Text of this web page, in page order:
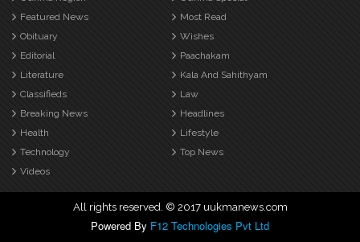
Featured News
Most Read
Obituary
Wishes
Editorial
Paachakam
Literature
Kala And Sahithyam
Classifieds
Law
Breaking News
Headlines
Health
Lifestyle
Technology
Top News
Videos
All rights reserved. © 2017 uukmanews.com
Powered By F12 Technologies Pvt Ltd